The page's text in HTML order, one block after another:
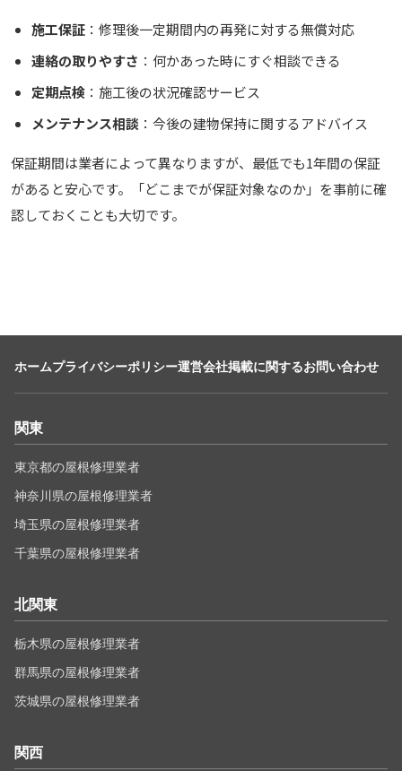
施工保証：修理後一定期間内の再発に対する無償対応
連絡の取りやすさ ：何かあった時にすぐ相談できる
定期点検：施工後の状況確認サービス
メンテナンス相談 ：今後の建物保持に関するアドバイス
保証期間は業者によって異なりますが、最低でも1年間の保証
があると安心です。「どこまでが保証対象なのか」を事前に確
認しておくことも大切です。
ホームプライバシーポリシー運営会社掲載に関するお問い合わせ
関東
東京都の屋根修理業者
神奈川県の屋根修理業者
埼玉県の屋根修理業者
千葉県の屋根修理業者
北関東
栃木県の屋根修理業者
群馬県の屋根修理業者
茨城県の屋根修理業者
関西